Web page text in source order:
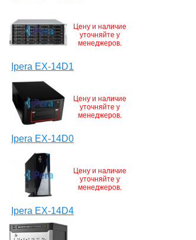
Цену и наличие
уточняйте у
менеджеров.
Ipera EX-14D1
Цену и наличие
уточняйте у
менеджеров.
Ipera EX-14D0
Цену и наличие
уточняйте у
менеджеров.
Ipera EX-14D4